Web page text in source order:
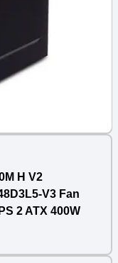
H V2
V3 Fan
2 ATX 400W